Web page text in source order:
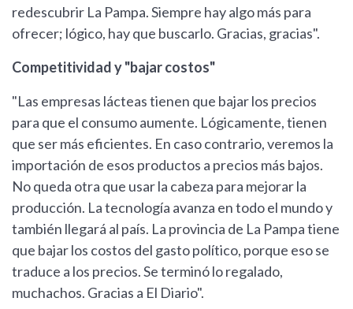
redescubrir La Pampa. Siempre hay algo más para
ofrecer; lógico, hay que buscarlo. Gracias, gracias".
Competitividad y "bajar costos"
"Las empresas lácteas tienen que bajar los precios
para que el consumo aumente. Lógicamente, tienen
que ser más eficientes. En caso contrario, veremos la
importación de esos productos a precios más bajos.
No queda otra que usar la cabeza para mejorar la
producción. La tecnología avanza en todo el mundo y
también llegará al país. La provincia de La Pampa tiene
que bajar los costos del gasto político, porque eso se
traduce a los precios. Se terminó lo regalado,
muchachos. Gracias a El Diario".